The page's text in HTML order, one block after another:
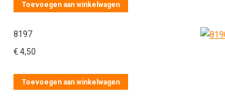
Toevoegen aan winkelwagen
8197
€ 4,50
Toevoegen aan winkelwagen